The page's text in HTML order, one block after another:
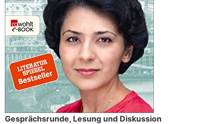
Gesprächsrunde, Lesung und Diskussion